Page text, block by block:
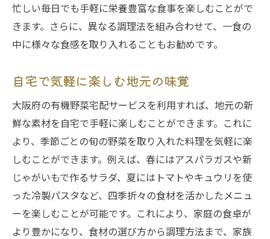
忙しい毎日でも手軽に栄養豊富な食事を楽しむことがで
きます。さらに、異なる調理法を組み合わせて、一食の
中に様々な食感を取り入れることもお勧めです。
自宅で気軽に楽しむ地元の味覚
大阪府の有機野菜宅配サービスを利用すれば、地元の新
鮮な素材を自宅で手軽に楽しむことができます。これに
より、季節ごとの旬の野菜を取り入れた料理を気軽に楽
しむことができます。例えば、春にはアスパラガスや新
じゃがいもで作るサラダ、夏にはトマトやキュウリを使
った冷製パスタなど、四季折々の食材を活かしたメニュ
ーを楽しむことが可能です。これにより、家庭の食卓が
より豊かになり、食材の選び方から調理方法まで、家族